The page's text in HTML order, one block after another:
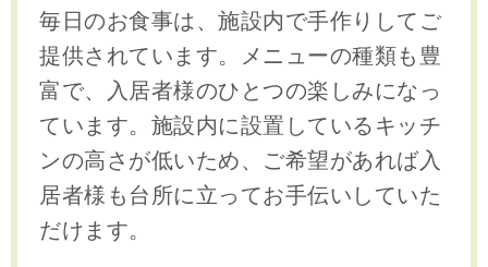
毎日のお食事は、施設内で手作りしてご
提供されています。メニューの種類も豊
富で、入居者様のひとつの楽しみになっ
ています。施設内に設置しているキッチ
ンの高さが低いため、ご希望があれば入
居者様も台所に立ってお手伝いしていた
だけます。